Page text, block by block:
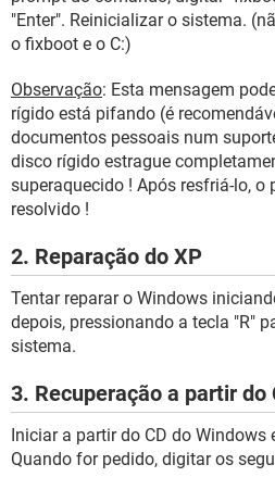
"Enter". Reinicializar o sistema.
o fixboot e o C:)
Observação: Esta mensagem
rígido está pifando (é
documentos pessoais num
disco rígido estrague
superaquecido ! Após resfriá-lo, o
resolvido !
2. Reparação do XP
Tentar reparar o Windows
depois, pressionando a tecla "R"
sistema.
3. Recuperação a partir do
Iniciar a partir do CD do Windows
Quando for pedido, digitar os